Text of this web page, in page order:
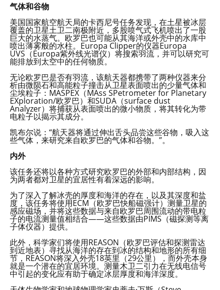
气体和谷物
美国国家航空航天局的卡西尼号任务发现，在土星被冰层
覆盖的卫星土卫二南极附近，多股喷气式飞机喷出了一股
巨大的水蒸气。欧罗巴也可能从其海洋或外壳中的水库中
喷出薄雾般的水柱。Europa Clipper的仪器Europa
UVS（Europa紫外线光谱仪）将搜索羽流，并可以研究可
能排放到太空中的任何物质。
无论欧罗巴是否有羽流，该航天器都携带了两种仪器来分
析由微陨石和高能粒子撞击从卫星表面喷出的少量气体和
尘埃粒子：MASPEX（MAss SPetrometer for Planetary
EXploration/欧罗巴）和SUDA（surface dust
Analyzer）将捕获从表面喷出的微小物质，将其转化为带
电粒子以揭示其成分。
凯布尔说：“航天器将通过伸出舌头品尝这些谷物，吸入这
些气体，来研究来自欧罗巴的气体和谷物。”。
内外
该任务还将以各种方式研究欧罗巴的外部和内部结构，因
为两者都对卫星的宜居性有着深远的影响。
为了深入了解冰壳的厚度和海洋的存在，以及其深度和盐
度，该任务将使用ECM（欧罗巴快船磁强计）测量卫星的
感应磁场，并将这些数据与来自欧罗巴周围流动的带电粒
子的电流测量值相结合——这些数据由PIMS（磁探测等离
子体仪器）提供。
此外，科学家们将使用REASON（欧罗巴评估和探测雷达
到近地表）寻找从海洋的存在到冰的结构和地形的所有细
节，REASON将深入外壳18英里（29公里），而外壳本身
就是一个潜在的宜居环境。测量木卫二引力在无线电信号
中引起的变化应有助于确定冰层厚度和海洋深度。